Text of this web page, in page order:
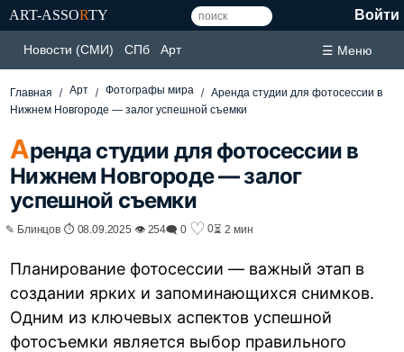
ART-ASSORTY Войти
Новости (СМИ) СПб Арт ☰ Меню
Главная Арт Фотографы мира
Аренда студии для фотосессии в
Нижнем Новгороде — залог успешной съемки
Аренда студии для фотосессии в
Нижнем Новгороде — залог
успешной съемки
✎ Блинцов ⏱ 08.09.2025 👁 254🗨 0 ♡ 0⏳ 2 мин
Планирование фотосессии — важный этап в
создании ярких и запоминающихся снимков.
Одним из ключевых аспектов успешной
фотосъемки является выбор правильного